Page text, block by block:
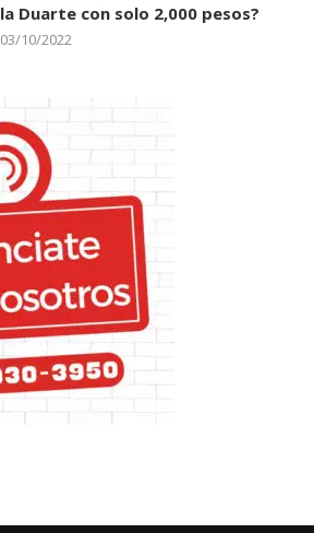
la Duarte con solo 2,000 pesos?
03/10/2022